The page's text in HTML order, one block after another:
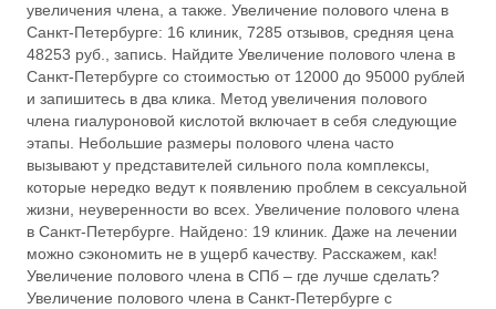
увеличения члена, а также. Увеличение полового члена в
Санкт-Петербурге: 16 клиник, 7285 отзывов, средняя цена
48253 руб., запись. Найдите Увеличение полового члена в
Санкт-Петербурге со стоимостью от 12000 до 95000 рублей
и запишитесь в два клика. Метод увеличения полового
члена гиалуроновой кислотой включает в себя следующие
этапы. Небольшие размеры полового члена часто
вызывают у представителей сильного пола комплексы,
которые нередко ведут к появлению проблем в сексуальной
жизни, неуверенности во всех. Увеличение полового члена
в Санкт-Петербурге. Найдено: 19 клиник. Даже на лечении
можно сэкономить не в ущерб качеству. Расскажем, как!
Увеличение полового члена в СПб – где лучше сделать?
Увеличение полового члена в Санкт-Петербурге с